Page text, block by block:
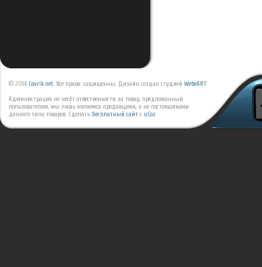
© 2014 Covrik.net. Все права защищенны. Дизайн создан студией WebeART
Администрация не несёт отвественности за товар, предложанный
пользователям, мы лишь являемся продавцами, а не постовщиками
данного типа товаров. Сделать бесплатный сайт с uCoz